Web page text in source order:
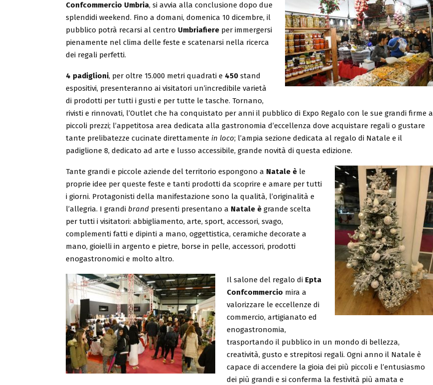
Confcommercio Umbria, si avvia alla conclusione dopo due
splendidi weekend. Fino a domani, domenica 10 dicembre, il
pubblico potrà recarsi al centro Umbriafiere per immergersi
pienamente nel clima delle feste e scatenarsi nella ricerca
dei regali perfetti.
4 padiglioni, per oltre 15.000 metri quadrati e 450 stand
espositivi, presenteranno ai visitatori un’incredibile varietà
di prodotti per tutti i gusti e per tutte le tasche. Tornano,
rivisti e rinnovati, l’Outlet che ha conquistato per anni il pubblico di Expo Regalo con le sue grandi firme a
piccoli prezzi; l’appetitosa area dedicata alla gastronomia d’eccellenza dove acquistare regali o gustare
tante prelibatezze cucinate direttamente in loco; l’ampia sezione dedicata al regalo di Natale e il
padiglione 8, dedicato ad arte e lusso accessibile, grande novità di questa edizione.
Tante grandi e piccole aziende del territorio espongono a Natale è le
proprie idee per queste feste e tanti prodotti da scoprire e amare per tutti
i giorni. Protagonisti della manifestazione sono la qualità, l’originalità e
l’allegria. I grandi brand presenti presentano a Natale è grande scelta
per tutti i visitatori: abbigliamento, arte, sport, accessori, svago,
complementi fatti e dipinti a mano, oggettistica, ceramiche decorate a
mano, gioielli in argento e pietre, borse in pelle, accessori, prodotti
enogastronomici e molto altro.
Il salone del regalo di Epta
Confcommercio mira a
valorizzare le eccellenze di
commercio, artigianato ed
enogastronomia,
trasportando il pubblico in un mondo di bellezza,
creatività, gusto e strepitosi regali. Ogni anno il Natale è
capace di accendere la gioia dei più piccoli e l’entusiasmo
dei più grandi e si conferma la festività più amata e